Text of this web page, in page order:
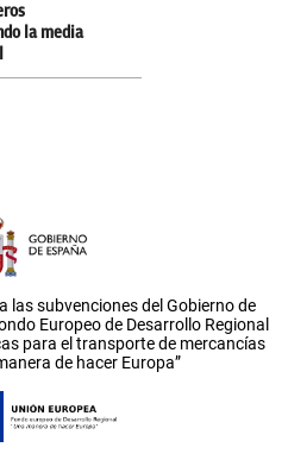
la media
las subvenciones del Gobierno de
Europeo de Desarrollo Regional
para el transporte de mercancías
de hacer Europa”